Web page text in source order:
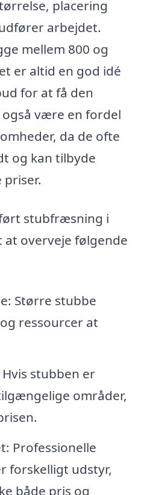
placering
arbejdet.
mellem 800 og
er altid en god idé
for at få den
være en fordel
da de ofte
og kan tilbyde
stubfræsning i
at overveje følgende
Større stubbe
ressourcer at
stubben er
områder,
Professionelle
forskelligt udstyr,
både pris og